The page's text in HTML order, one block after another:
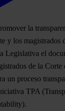
la
y los magistrados
Legislativa el
de la Corte
un proceso
TPA